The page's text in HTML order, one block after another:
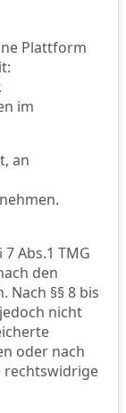
Plattform
im
an
Abs.1 TMG
den
Nach §§ 8 bis
nicht
oder nach
rechtswidrige